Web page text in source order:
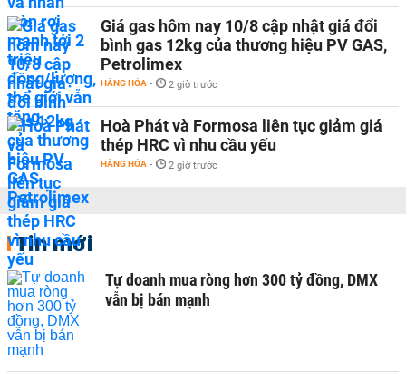
Giá gas hôm nay 10/8 cập nhật giá đổi
bình gas 12kg của thương hiệu PV GAS,
Petrolimex
HÀNG HÓA - 2 giờ trước
Hoà Phát và Formosa liên tục giảm giá
thép HRC vì nhu cầu yếu
HÀNG HÓA - 2 giờ trước
Tin mới
Tự doanh mua ròng hơn 300 tỷ đồng, DMX
vẫn bị bán mạnh